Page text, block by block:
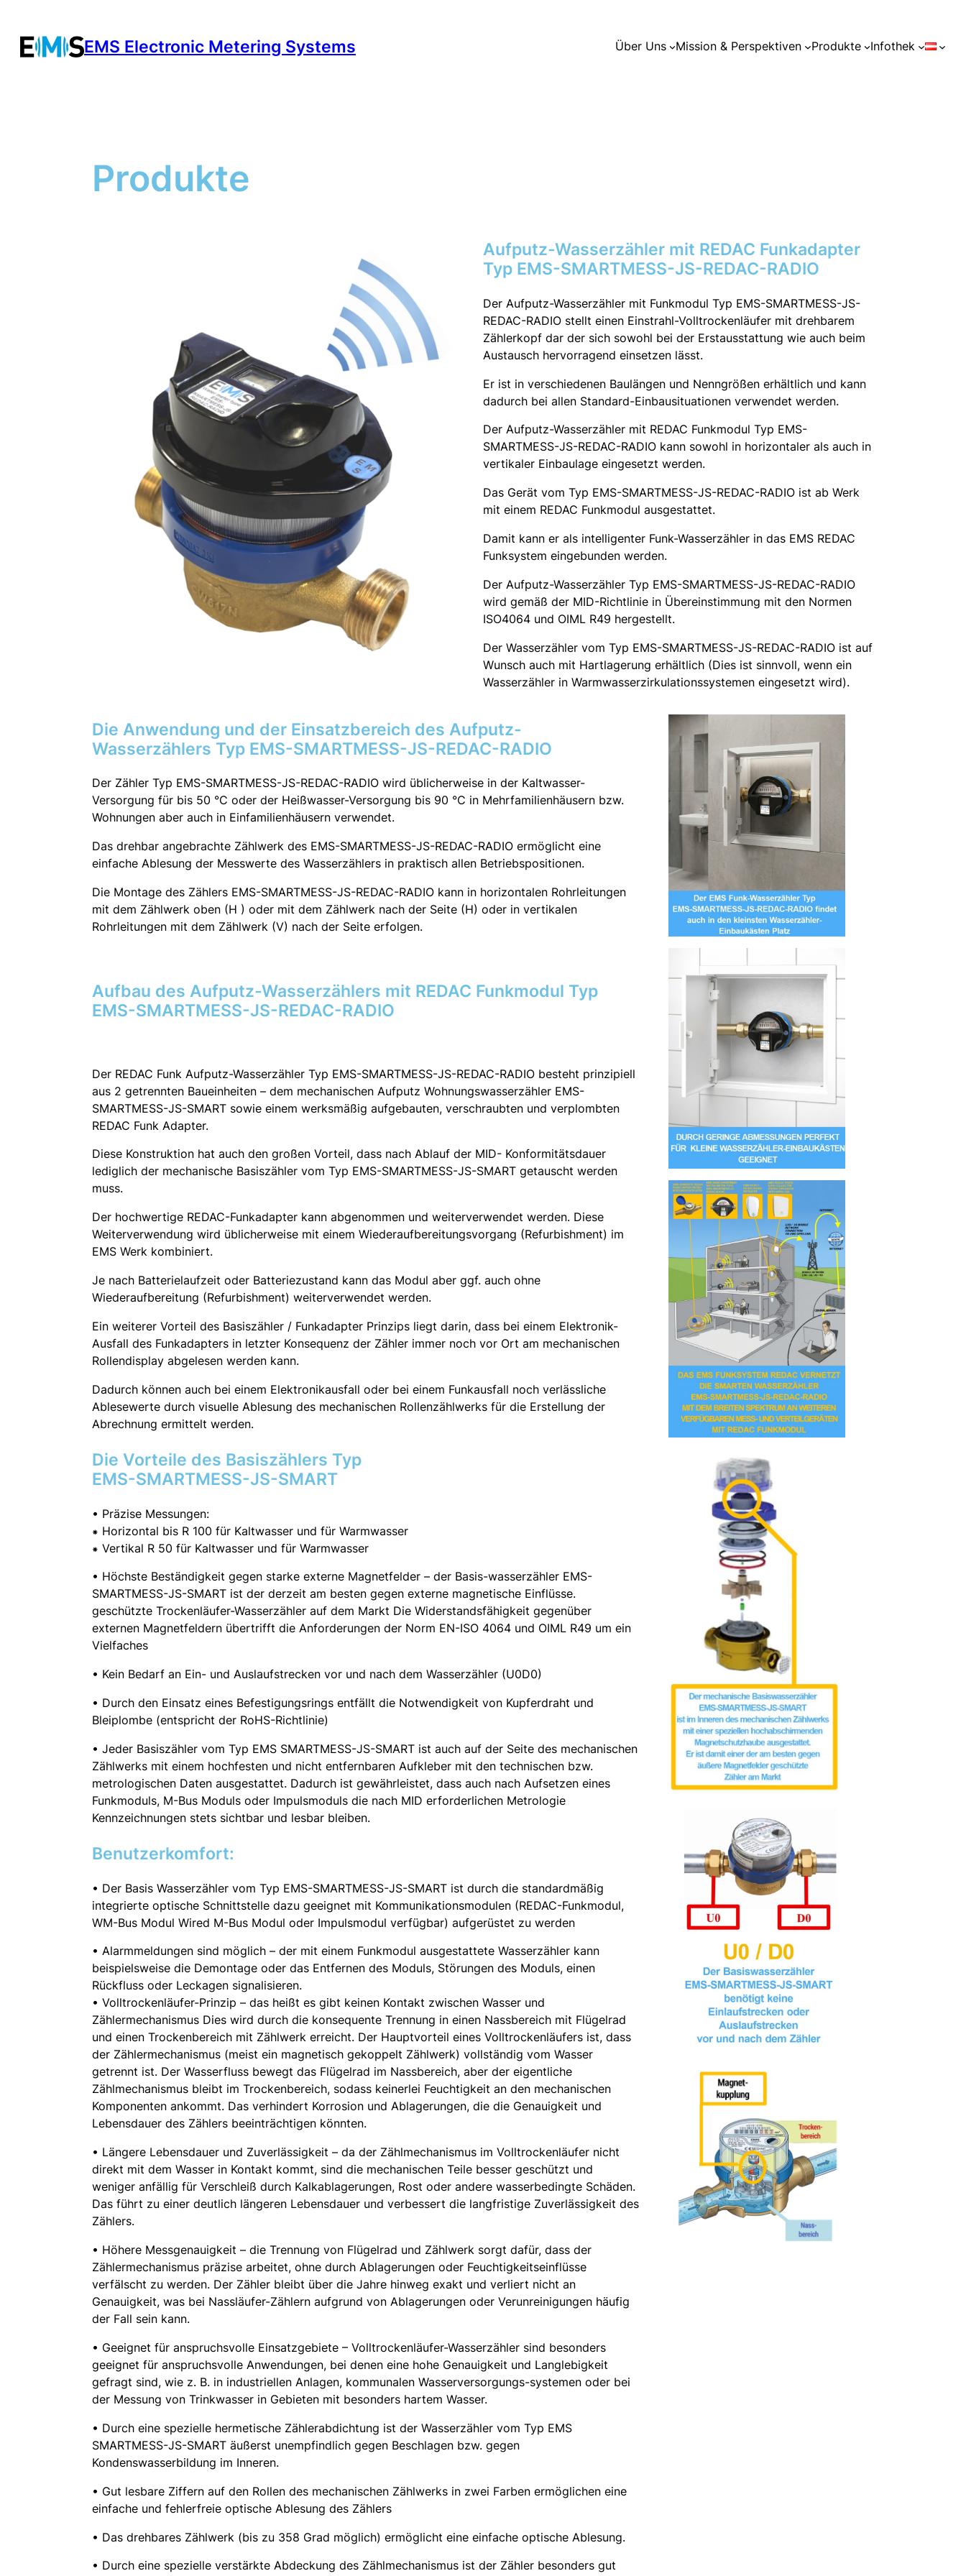
springen
EMS Electronic Metering Systems Über Uns Mission & Perspektiven Produkte Infothek
Produkte
Aufputz-Wasserzähler mit REDAC Funkadapter
Typ EMS-SMARTMESS-JS-REDAC-RADIO
Der Aufputz-Wasserzähler mit Funkmodul Typ EMS-SMARTMESS-JS-
REDAC-RADIO stellt einen Einstrahl-Volltrockenläufer mit drehbarem
Zählerkopf dar der sich sowohl bei der Erstausstattung wie auch beim
Austausch hervorragend einsetzen lässt.
Er ist in verschiedenen Baulängen und Nenngrößen erhältlich und kann
dadurch bei allen Standard-Einbausituationen verwendet werden.
Der Aufputz-Wasserzähler mit REDAC Funkmodul Typ EMS-
SMARTMESS-JS-REDAC-RADIO kann sowohl in horizontaler als auch in
vertikaler Einbaulage eingesetzt werden.
Das Gerät vom Typ EMS-SMARTMESS-JS-REDAC-RADIO ist ab Werk
mit einem REDAC Funkmodul ausgestattet.
Damit kann er als intelligenter Funk-Wasserzähler in das EMS REDAC
Funksystem eingebunden werden.
Der Aufputz-Wasserzähler Typ EMS-SMARTMESS-JS-REDAC-RADIO
wird gemäß der MID-Richtlinie in Übereinstimmung mit den Normen
ISO4064 und OIML R49 hergestellt.
Der Wasserzähler vom Typ EMS-SMARTMESS-JS-REDAC-RADIO ist auf
Wunsch auch mit Hartlagerung erhältlich (Dies ist sinnvoll, wenn ein
Wasserzähler in Warmwasserzirkulationssystemen eingesetzt wird).
Die Anwendung und der Einsatzbereich des Aufputz-
Wasserzählers Typ EMS-SMARTMESS-JS-REDAC-RADIO
Der Zähler Typ EMS-SMARTMESS-JS-REDAC-RADIO wird üblicherweise in der Kaltwasser-
Versorgung für bis 50 °C oder der Heißwasser-Versorgung bis 90 °C in Mehrfamilienhäusern bzw.
Wohnungen aber auch in Einfamilienhäusern verwendet.
Das drehbar angebrachte Zählwerk des EMS-SMARTMESS-JS-REDAC-RADIO ermöglicht eine
einfache Ablesung der Messwerte des Wasserzählers in praktisch allen Betriebspositionen.
Die Montage des Zählers EMS-SMARTMESS-JS-REDAC-RADIO kann in horizontalen Rohrleitungen
mit dem Zählwerk oben (H ) oder mit dem Zählwerk nach der Seite (H) oder in vertikalen
Rohrleitungen mit dem Zählwerk (V) nach der Seite erfolgen.
Aufbau des Aufputz-Wasserzählers mit REDAC Funkmodul Typ
EMS-SMARTMESS-JS-REDAC-RADIO
Der REDAC Funk Aufputz-Wasserzähler Typ EMS-SMARTMESS-JS-REDAC-RADIO besteht prinzipiell
aus 2 getrennten Baueinheiten – dem mechanischen Aufputz Wohnungswasserzähler EMS-
SMARTMESS-JS-SMART sowie einem werksmäßig aufgebauten, verschraubten und verplombten
REDAC Funk Adapter.
Diese Konstruktion hat auch den großen Vorteil, dass nach Ablauf der MID- Konformitätsdauer
lediglich der mechanische Basiszähler vom Typ EMS-SMARTMESS-JS-SMART getauscht werden
muss.
Der hochwertige REDAC-Funkadapter kann abgenommen und weiterverwendet werden. Diese
Weiterverwendung wird üblicherweise mit einem Wiederaufbereitungsvorgang (Refurbishment) im
EMS Werk kombiniert.
Je nach Batterielaufzeit oder Batteriezustand kann das Modul aber ggf. auch ohne
Wiederaufbereitung (Refurbishment) weiterverwendet werden.
Ein weiterer Vorteil des Basiszähler / Funkadapter Prinzips liegt darin, dass bei einem Elektronik-
Ausfall des Funkadapters in letzter Konsequenz der Zähler immer noch vor Ort am mechanischen
Rollendisplay abgelesen werden kann.
Dadurch können auch bei einem Elektronikausfall oder bei einem Funkausfall noch verlässliche
Ablesewerte durch visuelle Ablesung des mechanischen Rollenzählwerks für die Erstellung der
Abrechnung ermittelt werden.
Die Vorteile des Basiszählers Typ
EMS-SMARTMESS-JS-SMART
• Präzise Messungen:
⁕ Horizontal bis R 100 für Kaltwasser und für Warmwasser
⁕ Vertikal R 50 für Kaltwasser und für Warmwasser
• Höchste Beständigkeit gegen starke externe Magnetfelder – der Basis-wasserzähler EMS-
SMARTMESS-JS-SMART ist der derzeit am besten gegen externe magnetische Einflüsse.
geschützte Trockenläufer-Wasserzähler auf dem Markt Die Widerstandsfähigkeit gegenüber
externen Magnetfeldern übertrifft die Anforderungen der Norm EN-ISO 4064 und OIML R49 um ein
Vielfaches
• Kein Bedarf an Ein- und Auslaufstrecken vor und nach dem Wasserzähler (U0D0)
• Durch den Einsatz eines Befestigungsrings entfällt die Notwendigkeit von Kupferdraht und
Bleiplombe (entspricht der RoHS-Richtlinie)
• Jeder Basiszähler vom Typ EMS SMARTMESS-JS-SMART ist auch auf der Seite des mechanischen
Zählwerks mit einem hochfesten und nicht entfernbaren Aufkleber mit den technischen bzw.
metrologischen Daten ausgestattet. Dadurch ist gewährleistet, dass auch nach Aufsetzen eines
Funkmoduls, M-Bus Moduls oder Impulsmoduls die nach MID erforderlichen Metrologie
Kennzeichnungen stets sichtbar und lesbar bleiben.
Benutzerkomfort:
• Der Basis Wasserzähler vom Typ EMS-SMARTMESS-JS-SMART ist durch die standardmäßig
integrierte optische Schnittstelle dazu geeignet mit Kommunikationsmodulen (REDAC-Funkmodul,
WM-Bus Modul Wired M-Bus Modul oder Impulsmodul verfügbar) aufgerüstet zu werden
• Alarmmeldungen sind möglich – der mit einem Funkmodul ausgestattete Wasserzähler kann
beispielsweise die Demontage oder das Entfernen des Moduls, Störungen des Moduls, einen
Rückfluss oder Leckagen signalisieren.
• Volltrockenläufer-Prinzip – das heißt es gibt keinen Kontakt zwischen Wasser und
Zählermechanismus Dies wird durch die konsequente Trennung in einen Nassbereich mit Flügelrad
und einen Trockenbereich mit Zählwerk erreicht. Der Hauptvorteil eines Volltrockenläufers ist, dass
der Zählermechanismus (meist ein magnetisch gekoppelt Zählwerk) vollständig vom Wasser
getrennt ist. Der Wasserfluss bewegt das Flügelrad im Nassbereich, aber der eigentliche
Zählmechanismus bleibt im Trockenbereich, sodass keinerlei Feuchtigkeit an den mechanischen
Komponenten ankommt. Das verhindert Korrosion und Ablagerungen, die die Genauigkeit und
Lebensdauer des Zählers beeinträchtigen könnten.
• Längere Lebensdauer und Zuverlässigkeit – da der Zählmechanismus im Volltrockenläufer nicht
direkt mit dem Wasser in Kontakt kommt, sind die mechanischen Teile besser geschützt und
weniger anfällig für Verschleiß durch Kalkablagerungen, Rost oder andere wasserbedingte Schäden.
Das führt zu einer deutlich längeren Lebensdauer und verbessert die langfristige Zuverlässigkeit des
Zählers.
• Höhere Messgenauigkeit – die Trennung von Flügelrad und Zählwerk sorgt dafür, dass der
Zählermechanismus präzise arbeitet, ohne durch Ablagerungen oder Feuchtigkeitseinflüsse
verfälscht zu werden. Der Zähler bleibt über die Jahre hinweg exakt und verliert nicht an
Genauigkeit, was bei Nassläufer-Zählern aufgrund von Ablagerungen oder Verunreinigungen häufig
der Fall sein kann.
• Geeignet für anspruchsvolle Einsatzgebiete – Volltrockenläufer-Wasserzähler sind besonders
geeignet für anspruchsvolle Anwendungen, bei denen eine hohe Genauigkeit und Langlebigkeit
gefragt sind, wie z. B. in industriellen Anlagen, kommunalen Wasserversorgungs-systemen oder bei
der Messung von Trinkwasser in Gebieten mit besonders hartem Wasser.
• Durch eine spezielle hermetische Zählerabdichtung ist der Wasserzähler vom Typ EMS
SMARTMESS-JS-SMART äußerst unempfindlich gegen Beschlagen bzw. gegen
Kondenswasserbildung im Inneren.
• Gut lesbare Ziffern auf den Rollen des mechanischen Zählwerks in zwei Farben ermöglichen eine
einfache und fehlerfreie optische Ablesung des Zählers
• Das drehbares Zählwerk (bis zu 358 Grad möglich) ermöglicht eine einfache optische Ablesung.
• Durch eine spezielle verstärkte Abdeckung des Zählmechanismus ist der Zähler besonders gut